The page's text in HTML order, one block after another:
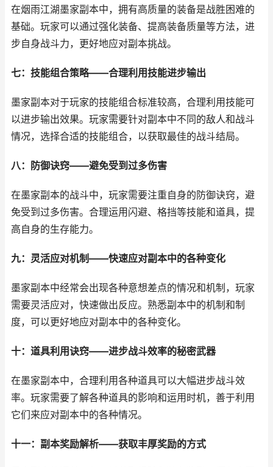
在烟雨江湖墨家副本中，拥有高质量的装备是战胜困难的
基础。玩家可以通过强化装备、提高装备质量等方法，进
步自身战斗力，更好地应对副本挑战。
七：技能组合策略——合理利用技能进步输出
墨家副本对于玩家的技能组合标准较高，合理利用技能可
以进步输出效果。玩家需要针对副本中不同的敌人和战斗
情况，选择合适的技能组合，以获取最佳的战斗结局。
八：防御诀窍——避免受到过多伤害
在墨家副本的战斗中，玩家需要注重自身的防御诀窍，避
免受到过多伤害。合理运用闪避、格挡等技能和道具，提
高自身的生存能力。
九：灵活应对机制——快速应对副本中的各种变化
墨家副本中经常会出现各种意想差点的情况和机制，玩家
需要灵活应对，快速做出反应。熟悉副本中的机制和制
度，可以更好地应对副本中的各种变化。
十：道具利用诀窍——进步战斗效率的秘密武器
在墨家副本中，合理利用各种道具可以大幅进步战斗效
率。玩家需要了解各种道具的影响和运用时机，善于利用
它们来应对副本中的各种情况。
十一：副本奖励解析——获取丰厚奖励的方式